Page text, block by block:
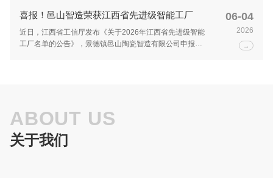
蓉，国家试验区管委会专职副主任高翔参加。在陶溪川直播
基地，陈克龙走进直播间、样品展厅及仓储物流中心，详细
了解基地党建赋能新业态发展、网络主播队伍培育及日常运
量发展。他强调，要压紧压实责任链条，各行业主管部门要
切实扛起“管行业也要管党建”主体责任，坚持党建工作与业
务工作同谋划、同部署、同推进，真正实现党建与业务双融
双促；要聚焦网络主播群体党建，结合助农直播、陶瓷销
喜报！邑山智造荣获江西省先进级智能工厂
近日，江西省工信厅发布《关于2026年江西省先进级智能
工厂名单的公告》，景德镇邑山陶瓷智造有限公司申报
06-04
2026
→
ABOUT US
关于我们